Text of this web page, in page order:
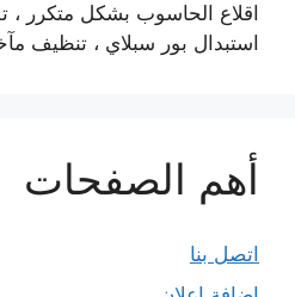
اقلاع الحاسوب بشكل متكرر ،
استبدال بور سبلاي ، تنظيف
أهم الصفحات
اتصل بنا